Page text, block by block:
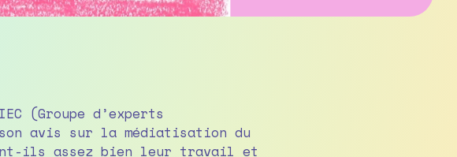
(Groupe d’experts
avis sur la médiatisation du
ils assez bien leur travail et